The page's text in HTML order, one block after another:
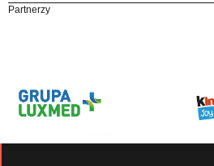
Partnerzy